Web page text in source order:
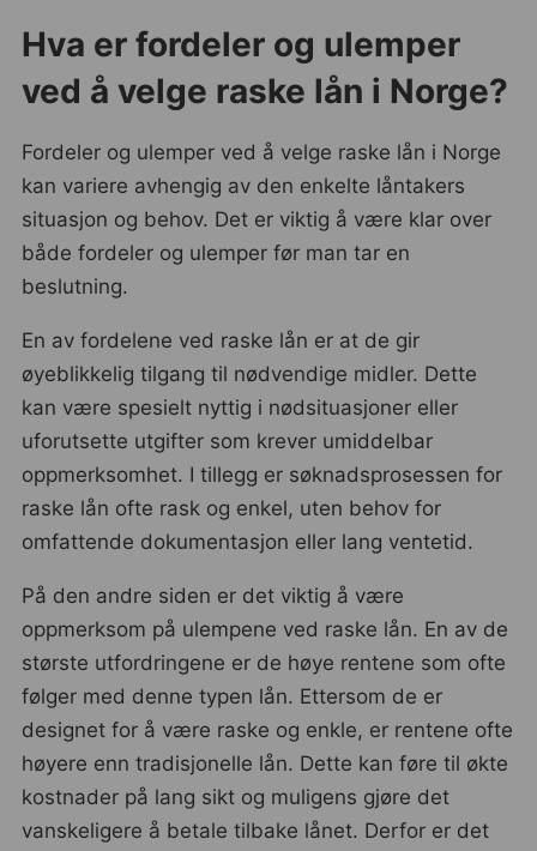
Hva er fordeler og ulemper
ved å velge raske lån i Norge?
Fordeler og ulemper ved å velge raske lån i Norge
kan variere avhengig av den enkelte låntakers
situasjon og behov. Det er viktig å være klar over
både fordeler og ulemper før man tar en
beslutning.
En av fordelene ved raske lån er at de gir
øyeblikkelig tilgang til nødvendige midler. Dette
kan være spesielt nyttig i nødsituasjoner eller
uforutsette utgifter som krever umiddelbar
oppmerksomhet. I tillegg er søknadsprosessen for
raske lån ofte rask og enkel, uten behov for
omfattende dokumentasjon eller lang ventetid.
På den andre siden er det viktig å være
oppmerksom på ulempene ved raske lån. En av de
største utfordringene er de høye rentene som ofte
følger med denne typen lån. Ettersom de er
designet for å være raske og enkle, er rentene ofte
høyere enn tradisjonelle lån. Dette kan føre til økte
kostnader på lang sikt og muligens gjøre det
vanskeligere å betale tilbake lånet. Derfor er det